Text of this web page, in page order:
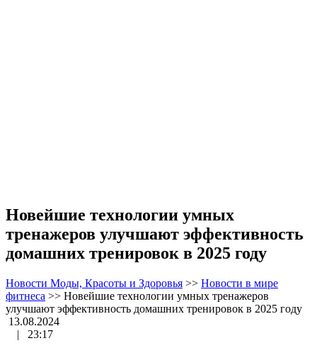
Новейшие технологии умных
тренажеров улучшают эффективность
домашних тренировок в 2025 году
Новости Моды, Красоты и Здоровья >> Новости в мире
фитнеса >> Новейшие технологии умных тренажеров
улучшают эффективность домашних тренировок в 2025 году
13.08.2024
|
23:17